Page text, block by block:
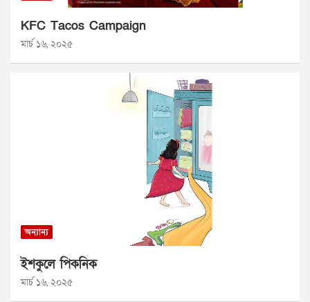
KFC Tacos Campaign
মার্চ ১৬, ২০২৫
অন্যান্য
ইশকুলে পিকনিক
মার্চ ১৬, ২০২৫